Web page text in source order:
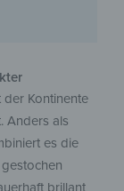
Kontinente
Anders als
es die
brillant